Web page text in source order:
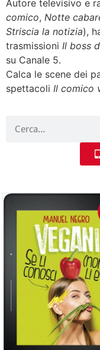
Autore televisivo e
comico, Notte
Striscia la notizia),
trasmissioni Il boss
su Canale 5.
Calca le scene dei
spettacoli Il comico